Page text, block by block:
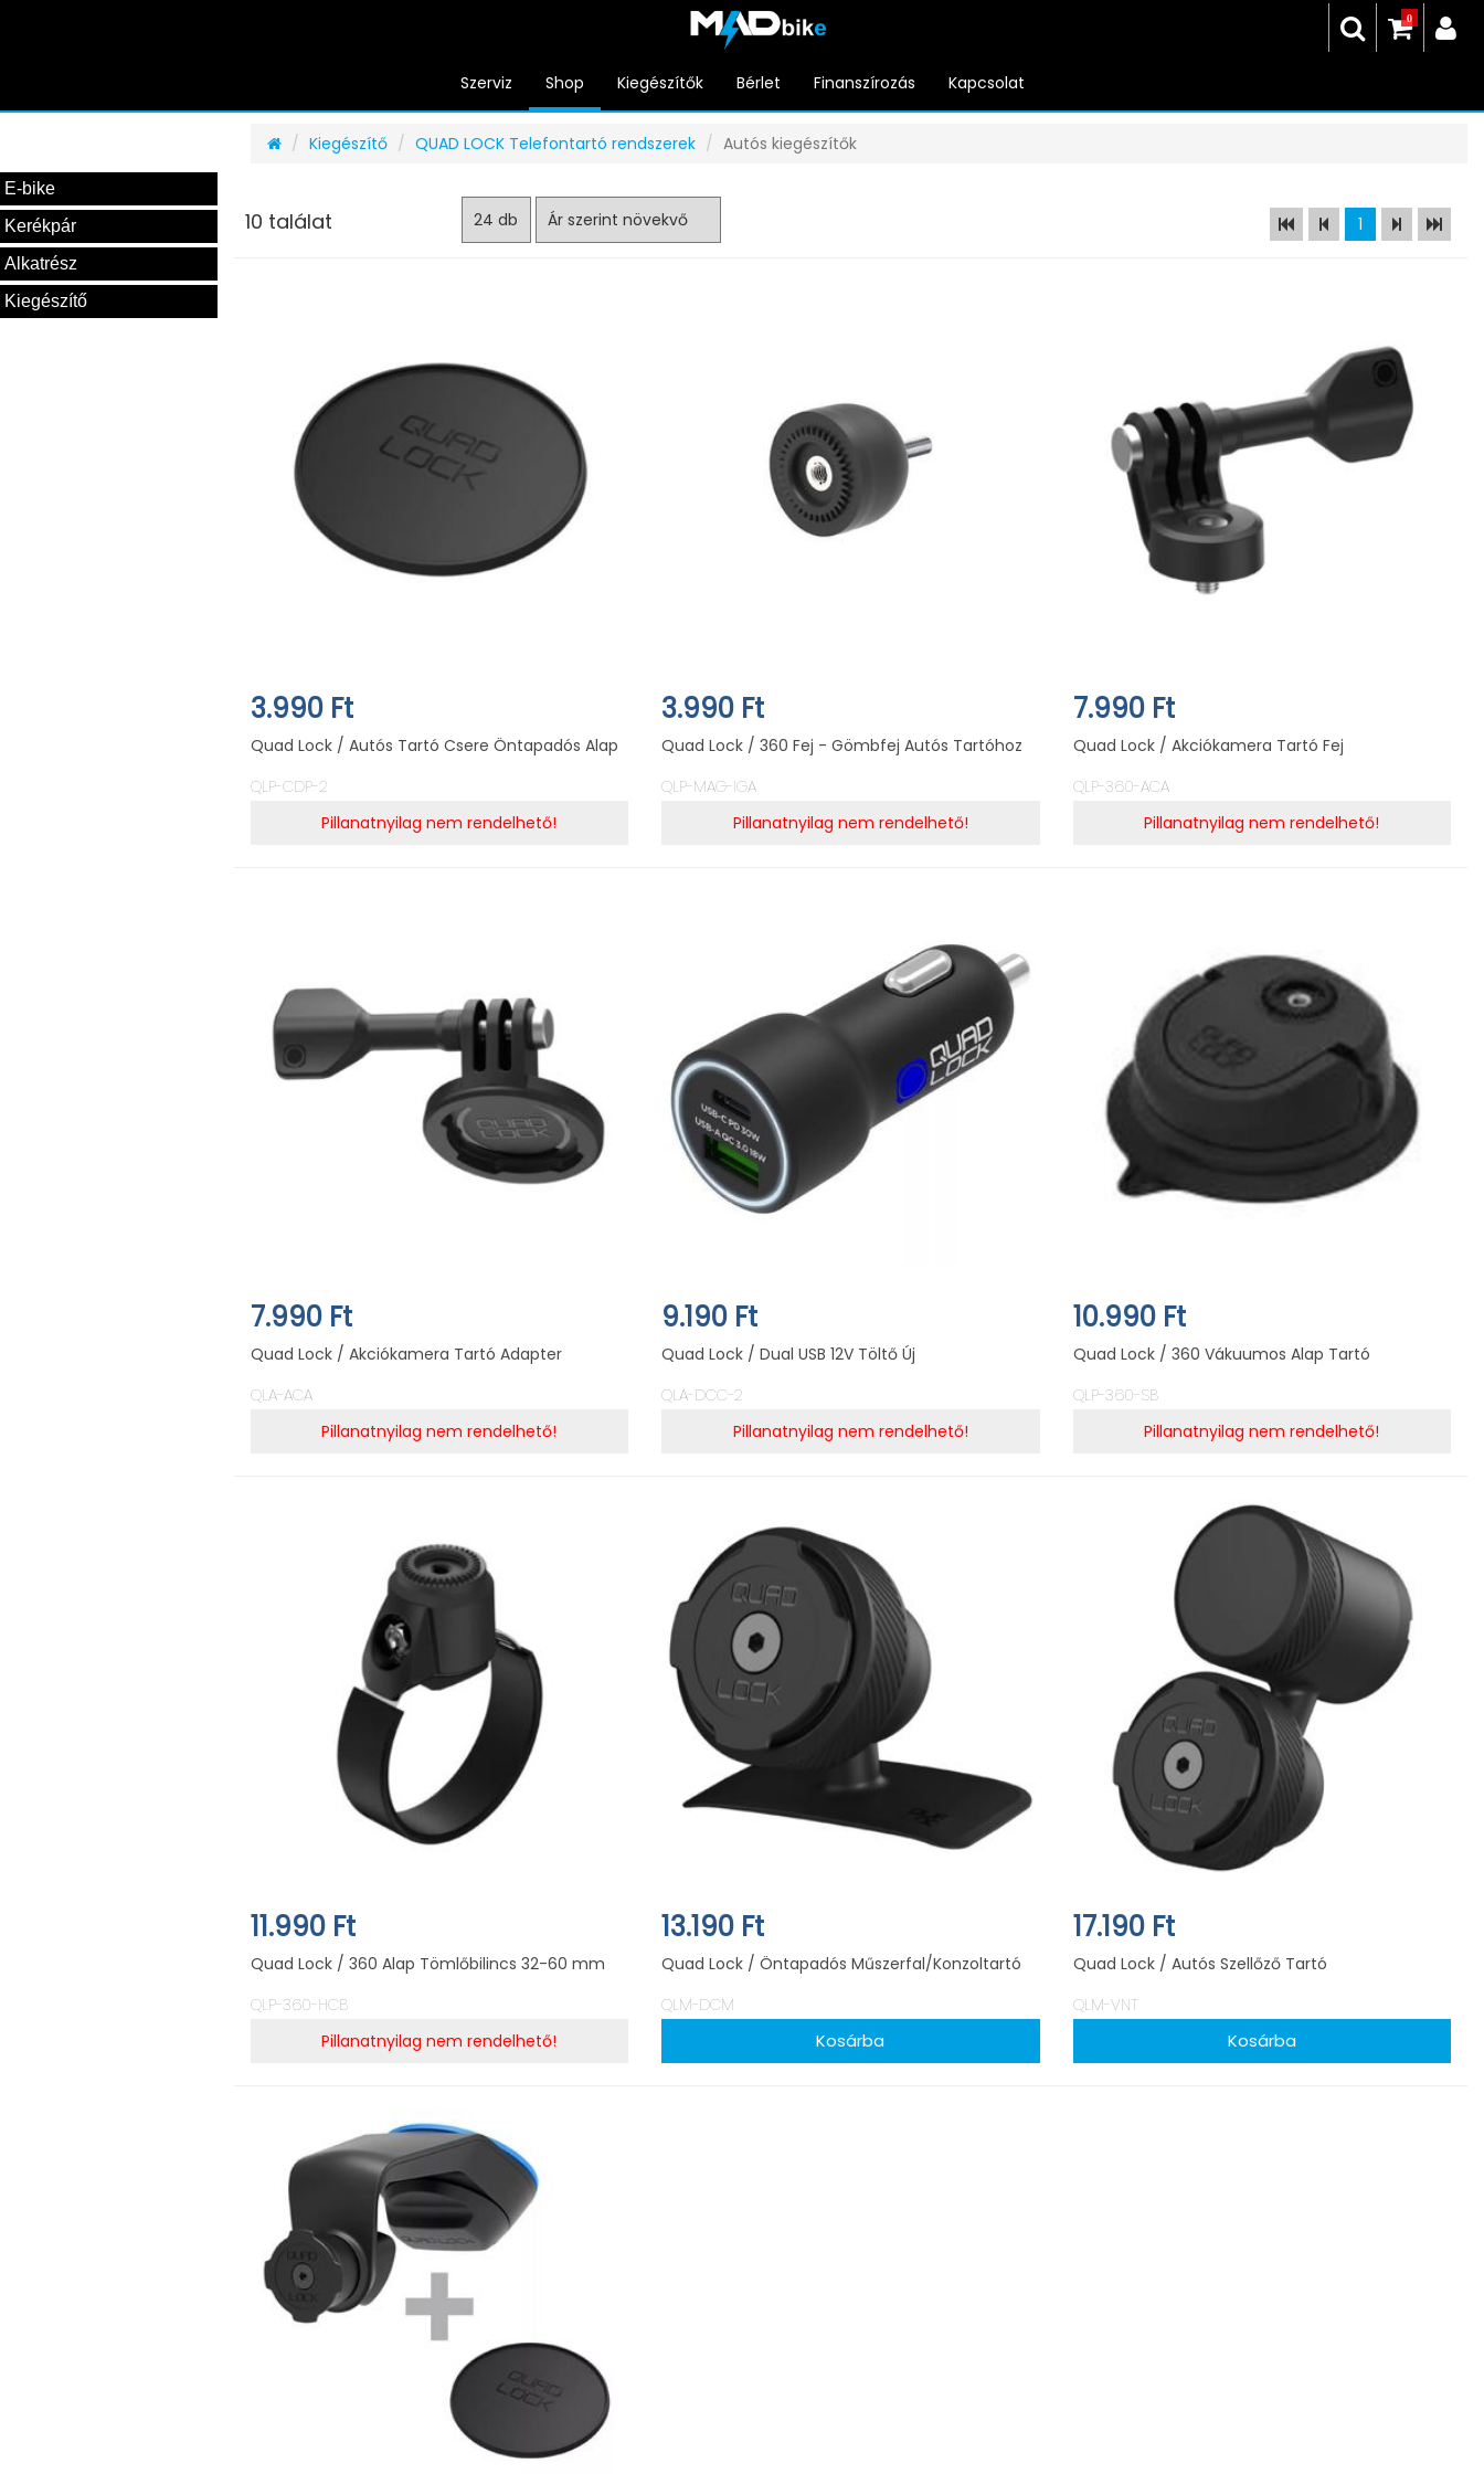
0
Szerviz Shop Kiegészítők Bérlet Finanszírozás Kapcsolat
E-bike
Kerékpár
Alkatrész
Kiegészítő
Kiegészítő QUAD LOCK Telefontartó rendszerek Autós kiegészítők
10 találat 1
3.990 Ft
Quad Lock / Autós Tartó Csere Öntapadós Alap
QLP-CDP-2
Pillanatnyilag nem rendelhető!
3.990 Ft
Quad Lock / 360 Fej - Gömbfej Autós Tartóhoz
QLP-MAG-IGA
Pillanatnyilag nem rendelhető!
7.990 Ft
Quad Lock / Akciókamera Tartó Fej
QLP-360-ACA
Pillanatnyilag nem rendelhető!
7.990 Ft
Quad Lock / Akciókamera Tartó Adapter
QLA-ACA
Pillanatnyilag nem rendelhető!
9.190 Ft
Quad Lock / Dual USB 12V Töltő Új
QLA-DCC-2
Pillanatnyilag nem rendelhető!
10.990 Ft
Quad Lock / 360 Vákuumos Alap Tartó
QLP-360-SB
Pillanatnyilag nem rendelhető!
11.990 Ft
Quad Lock / 360 Alap Tömlőbilincs 32-60 mm
QLP-360-HCB
Pillanatnyilag nem rendelhető!
13.190 Ft
Quad Lock / Öntapadós Műszerfal/Konzoltartó
QLM-DCM
17.190 Ft
Quad Lock / Autós Szellőző Tartó
QLM-VNT